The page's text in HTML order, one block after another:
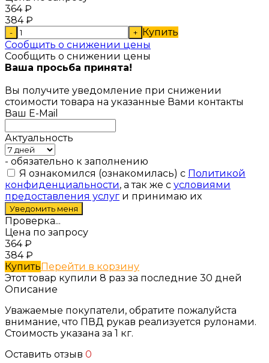
364₽
384₽
- + Купить
Сообщить о снижении цены
Сообщить о снижении цены
Ваша просьба принята!
Вы получите уведомление при снижении
стоимости товара на указанные Вами контакты
Ваш E-Mail
Актуальность
- обязательно к заполнению
Я ознакомился (ознакомилась) с Политикой
конфиденциальности, а так же с условиями
предоставления услуг и принимаю их
Проверка...
Цена по запросу
364₽
384₽
КупитьПерейти в корзину
Этот товар купили 8 раз за последние 30 дней
Описание
Уважаемые покупатели, обратите пожалуйста
внимание, что ПВД рукав реализуется рулонами.
Стоимость указана за 1 кг.
Оставить отзыв 0